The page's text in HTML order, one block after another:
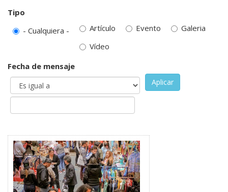
Tipo
- Cualquiera -
Artículo Evento
Galeria
Vídeo
Fecha de mensaje
Aplicar